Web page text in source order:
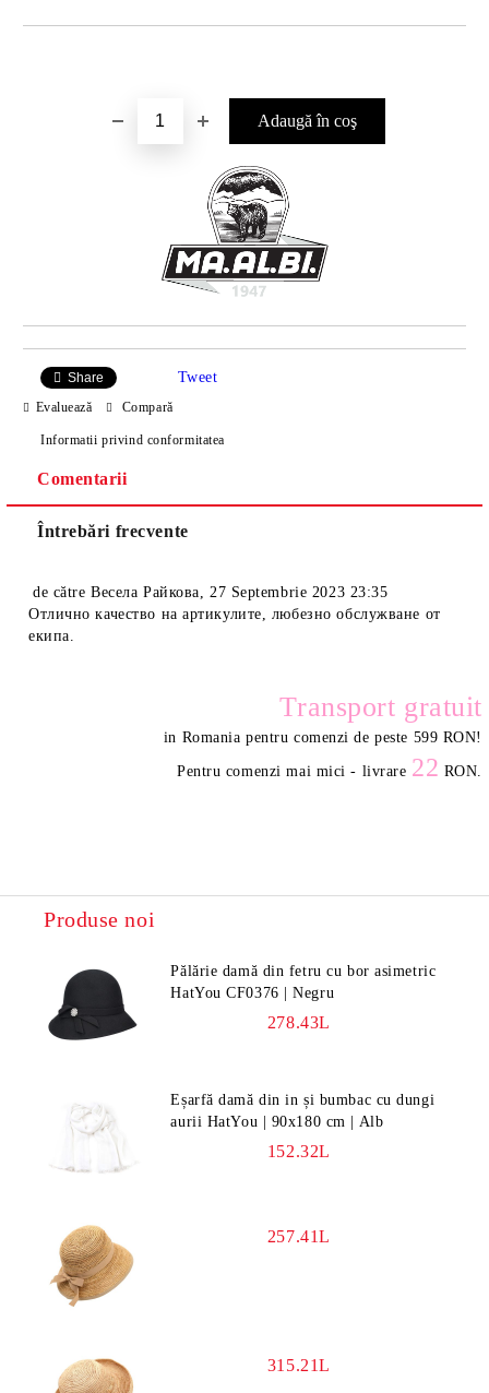
Share Tweet
Evaluează Compară
Informatii privind conformitatea
Comentarii
Întrebări frecvente
de cătreВесела Райкова
27 Septembrie 2023 23:35
Отлично качество на артикулите, любезно обслужване от
екипа.
Transport gratuit
in Romania pentru comenzi de peste 599 RON!
Pentru comenzi mai mici - livrare 22 RON.
Produse noi
Pălărie damă din fetru cu bor asimetric
HatYou CF0376 | Negru
278.43L
Eșarfă damă din in și bumbac cu dungi
aurii HatYou | 90x180 cm | Alb
152.32L
257.41L
315.21L